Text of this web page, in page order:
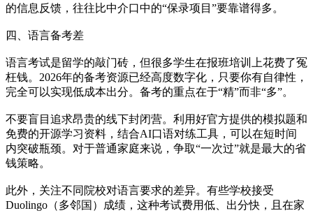
的信息反馈，往往比中介口中的“保录项目”要靠谱得多。
四、语言备考差
语言考试是留学的敲门砖，但很多学生在报班培训上花费了冤
枉钱。2026年的备考资源已经高度数字化，只要你有自律性，
完全可以实现低成本出分。备考的重点在于“精”而非“多”。
不要盲目追求昂贵的线下封闭营。利用好官方提供的模拟题和
免费的开源学习资料，结合AI口语对练工具，可以在短时间
内突破瓶颈。对于普通家庭来说，争取“一次过”就是最大的省
钱策略。
此外，关注不同院校对语言要求的差异。有些学校接受
Duolingo（多邻国）成绩，这种考试费用低、出分快，且在家